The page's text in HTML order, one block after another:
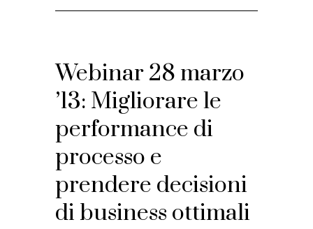
Webinar 28 marzo
’13: Migliorare le
performance di
processo e
prendere decisioni
di business ottimali